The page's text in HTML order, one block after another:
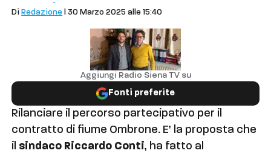
Di Redazione | 30 Marzo 2025 alle 15:40
Aggiungi Radio Siena TV su
Fonti preferite
Rilanciare il percorso partecipativo per il
contratto di fiume Ombrone. E’ la proposta che
il sindaco Riccardo Conti, ha fatto al